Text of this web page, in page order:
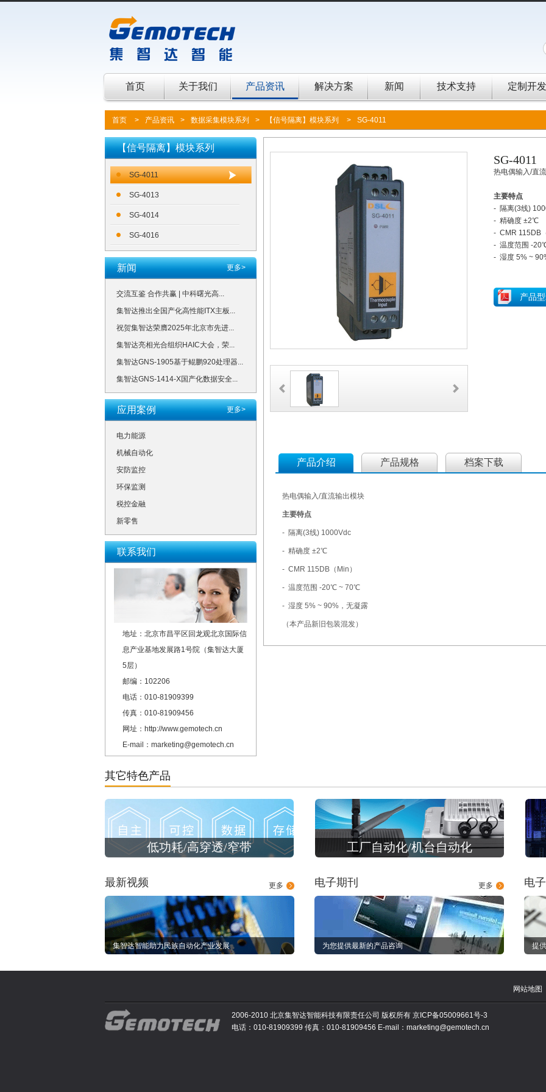
首页 关于我们 产品资讯 解决方案 新闻 技术支持 定制开发
首页 > 产品资讯 > 数据采集模块系列 > 【信号隔离】模块系列 > SG-4011
【信号隔离】模块系列
SG-4011
SG-4013
SG-4014
SG-4016
更多>
新闻
交流互鉴 合作共赢 | 中科曙光高...
集智达推出全国产化高性能ITX主板...
祝贺集智达荣膺2025年北京市先进...
集智达亮相光合组织HAIC大会，荣...
集智达GNS-1905基于鲲鹏920处理器...
集智达GNS-1414-X国产化数据安全...
更多>
应用案例
电力能源
机械自动化
安防监控
环保监测
税控金融
新零售
联系我们
地址：北京市昌平区回龙观北京国际信
息产业基地发展路1号院（集智达大厦
5层）
邮编：102206
电话：010-81909399
传真：010-81909456
网址：http://www.gemotech.cn
E-mail：marketing@gemotech.cn
SG-4011
热电偶输入/直
主要特点
- 隔离(3线)
- 精确度 ±2℃
- CMR 115DB
- 温度范围 -
- 湿度 5% ~
产品
产品介绍 产品规格 档案下载
热电偶输入/直流输出模块
主要特点
- 隔离(3线) 1000Vdc
- 精确度 ±2℃
- CMR 115DB（Min）
- 温度范围 -20℃ ~ 70℃
- 湿度 5% ~ 90%，无凝露
（本产品新旧包装混发）
其它特色产品
低功耗/高穿透/窄带 工厂自动化/机台自动化
更多
最新视频
集智达智能助力民族自动化产业发展
更多
电子期刊
为您提供最新的产品咨询
电
提
网站地图
2006-2010 北京集智达智能科技有限责任公司 版权所有 京ICP备05009661号-3
电话：010-81909399 传真：010-81909456 E-mail：marketing@gemotech.cn